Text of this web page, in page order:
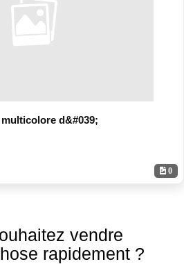
0
d&#039;
vendre
rapidement ?